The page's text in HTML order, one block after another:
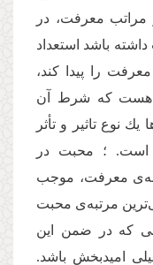
مراتب معرفت، در
باشد استعداد
را پیدا كند،
هست كه شرط آن
نوع تاثیر و تأثر
است. ؛ محبت در
معرفت، موجب
مرتبه‌‌ی محبت
كه در ضمن این
امیدبخش باشد.